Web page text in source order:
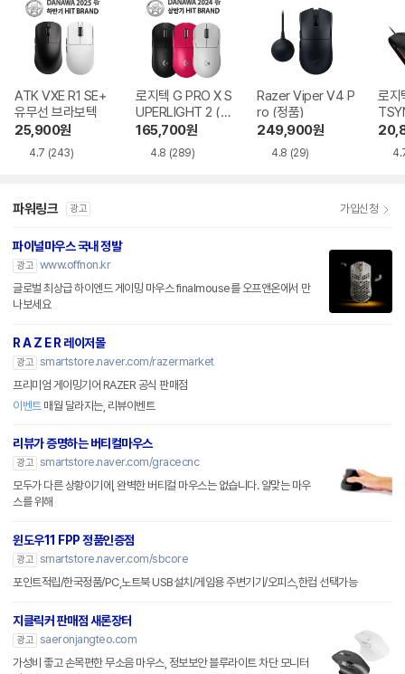
ATK VXE R1 SE+
유무선 브라보텍
25,900원
4.7 (243)
로지텍 G PRO X S
UPERLIGHT 2 (정
품)
165,700원
4.8 (289)
Razer Viper V4 P
ro (정품)
249,900원
4.8 (29)
로지
파워링크 광고 가입신청
파이널마우스 국내 정발
광고 www.offnon.kr
글로벌 최상급 하이엔드 게이밍 마우스 finalmouse를 오프앤온에서 만
나보세요
R A Z E R 레이저몰
광고 smartstore.naver.com/razermarket
프리미엄 게이밍기어 RAZER 공식 판매점
이벤트매월 달라지는, 리뷰이벤트
리뷰가 증명하는 버티컬마우스
광고 smartstore.naver.com/gracecnc
모두가 다른 상황이기에, 완벽한 버티컬 마우스는 없습니다. 알맞는 마우
스를 위해
윈도우11 FPP 정품인증점
광고 smartstore.naver.com/sbcore
포인트적립/한국정품/PC,노트북 USB설치/게임용 주변기기/오피스,한컴 선택가능
지클릭커 판매점 새론장터
광고 saeronjangteo.com
가성비 좋고 손목편한 무소음 마우스, 정보보안 블루라이트 차단 모니터